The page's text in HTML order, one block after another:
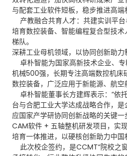
与配套工业软件短板，稳步推进高端
产教融合共育人才：共建实训平
培育数控装备、智能编程复合型技
梯队。
深耕工业母机领域，以协同创新助力
卓朴智能为国家高新技术企业、专
机械500强，长期专注高端数控机床
数控装备，广泛应用于新能源、航空
卓朴智能董事长方建辉表示：“依
台与合肥工业大学达成战略合作，
应国家产学研协同创新战略的关键
CAM软件 + 五轴整机研发项目，实
培育一体推进，以硬核创新助力中
此次校企签约，是CCMT“院校之